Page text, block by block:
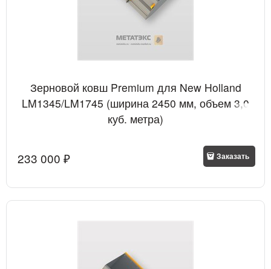
Зерновой ковш Premium для New Holland
LM1345/LM1745 (ширина 2450 мм, объем 3,0
куб. метра)
233 000 ₽ Заказать